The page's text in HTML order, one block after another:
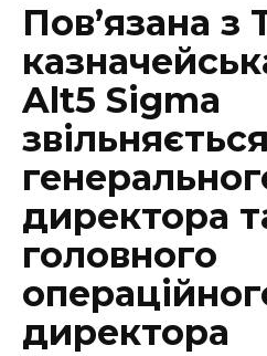
Пов’язана
Alt5 Sigma
директора
головного
директора